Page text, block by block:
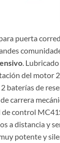
puerta
.
del motor
baterías de
carrera
control
a distancia y
potente y